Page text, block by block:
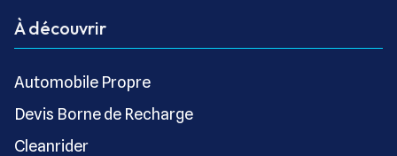
À découvrir
Automobile Propre
Devis Borne de Recharge
Cleanrider